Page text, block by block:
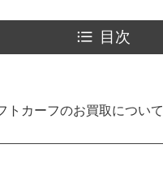
目次
トカーフのお買取について